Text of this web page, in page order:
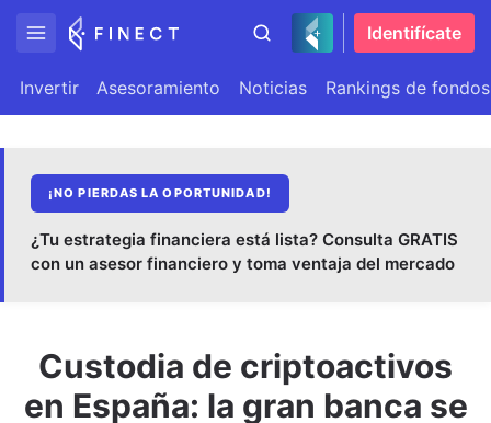
Identifícate
Invertir Asesoramiento Noticias Rankings de fondos
¡NO PIERDAS LA OPORTUNIDAD!
¿Tu estrategia financiera está lista? Consulta GRATIS
con un asesor financiero y toma ventaja del mercado
Custodia de criptoactivos
en España: la gran banca se